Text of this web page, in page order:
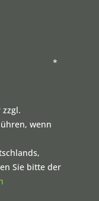
*
wenn
Sie bitte der